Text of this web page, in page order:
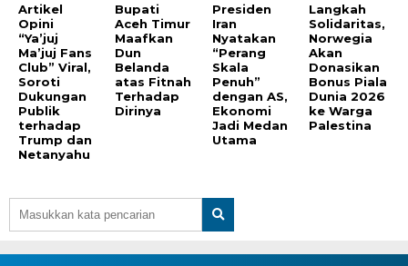
Artikel
Opini
“Ya’juj
Ma’juj Fans
Club” Viral,
Soroti
Dukungan
Publik
terhadap
Trump dan
Netanyahu
Bupati
Aceh Timur
Maafkan
Dun
Belanda
atas Fitnah
Terhadap
Dirinya
Presiden
Iran
Nyatakan
“Perang
Skala
Penuh”
dengan AS,
Ekonomi
Jadi Medan
Utama
Langkah
Solidaritas,
Norwegia
Akan
Donasikan
Bonus Piala
Dunia 2026
ke Warga
Palestina